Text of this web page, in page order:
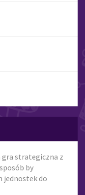
gra strategiczna z
by
jednostek do